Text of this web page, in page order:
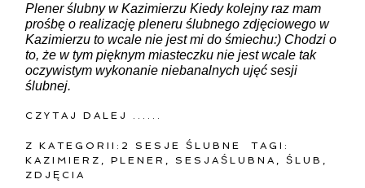
Plener ślubny w Kazimierzu Kiedy kolejny raz mam
prośbę o realizację pleneru ślubnego zdjęciowego w
Kazimierzu to wcale nie jest mi do śmiechu:) Chodzi o
to, że w tym pięknym miasteczku nie jest wcale tak
oczywistym wykonanie niebanalnych ujęć sesji
ślubnej.
CZYTAJ DALEJ ......
Z KATEGORII: 2 SESJE ŚLUBNE
TAGI:
KAZIMIERZ
,PLENER SESJAŚLUBNA ,ŚLUB
ZDJĘCIA